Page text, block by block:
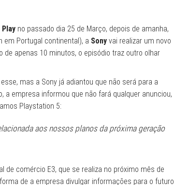
no passado dia 25 de Março, depois de amanha,
em Portugal continental), a Sony vai realizar um novo
apenas 10 minutos, o episódio traz outro olhar
mas a Sony já adiantou que não será para a
a empresa informou que não fará qualquer anunciou,
Playstation 5:
aos nossos planos da próxima geração
de comércio E3, que se realiza no próximo mês de
de a empresa divulgar informações para o futuro